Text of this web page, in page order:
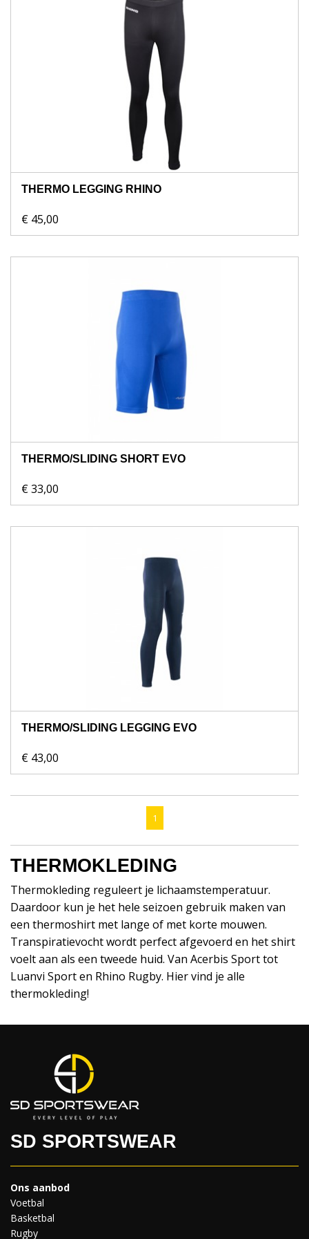
THERMO LEGGING RHINO
€ 45,00
THERMO/SLIDING SHORT EVO
€ 33,00
THERMO/SLIDING LEGGING EVO
€ 43,00
1
THERMOKLEDING
Thermokleding reguleert je lichaamstemperatuur.
Daardoor kun je het hele seizoen gebruik maken van
een thermoshirt met lange of met korte mouwen.
Transpiratievocht wordt perfect afgevoerd en het shirt
voelt aan als een tweede huid. Van Acerbis Sport tot
Luanvi Sport en Rhino Rugby. Hier vind je alle
thermokleding!
SD SPORTSWEAR
Ons aanbod
Voetbal
Basketbal
Rugby